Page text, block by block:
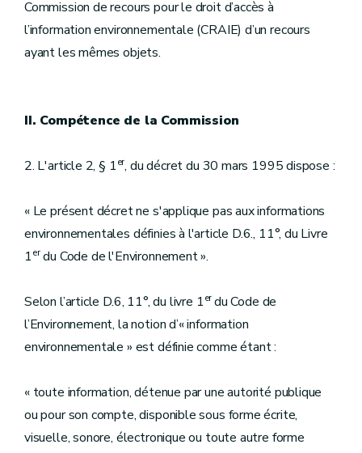
Commission de recours pour le droit d’accès à
l’information environnementale (CRAIE) d’un recours
ayant les mêmes objets.
II. Compétence de la Commission
2. L'article 2, § 1er, du décret du 30 mars 1995 dispose :
« Le présent décret ne s'applique pas aux informations
environnementales définies à l'article D.6., 11°, du Livre
1erdu Code de l'Environnement ».
Selon l’article D.6, 11°, du livre 1erdu Code de
l’Environnement, la notion d’« information
environnementale » est définie comme étant :
« toute information, détenue par une autorité publique
ou pour son compte, disponible sous forme écrite,
visuelle, sonore, électronique ou toute autre forme